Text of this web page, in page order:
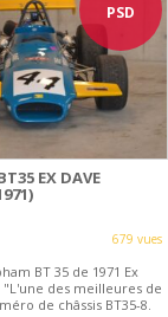
PSD
EX DAVE
679 vues
BT 35 de 1971 Ex
"L'une des meilleures de
de châssis BT35-8.